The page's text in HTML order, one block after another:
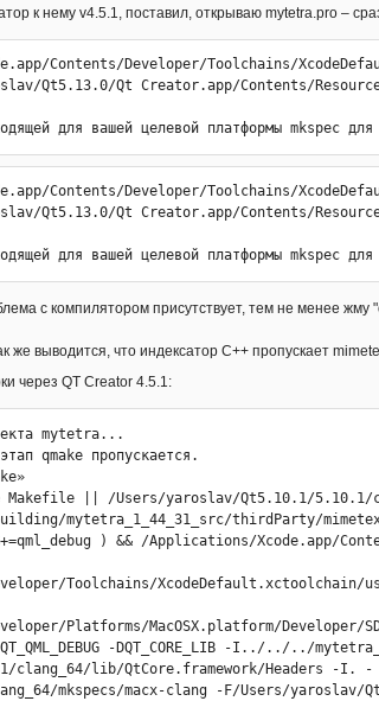
thirdParty/mimetex/
thirdParty/mimetex/
'unsigned long') and 'int' [-Wsign-
/* failed to write all bytes */
mytetra_1_44_31_src/thirdParty/
pro-make_first] Error 2
с кодом 2.
mytetra (комплект: Desktop Qt 5.13.0 clang
к нему v4.5.1, поставил, открываю mytetra.pro –
Contents/Developer/Toolchains/
Qt5.13.0/Qt Creator.app/Contents/
для вашей целевой платформы mkspec для
Contents/Developer/Toolchains/
Qt5.13.0/Qt Creator.app/Contents/
для вашей целевой платформы mkspec для
с компилятором присутствует, тем не менее
же выводится, что индексатор С++ пропускает
через QT Creator 4.5.1:
mytetra...
qmake пропускается.
|| /Users/yaroslav/Qt5.10.1/5.10.1/
mytetra_1_44_31_src/thirdParty/
) && /Applications/Xcode.app/
Toolchains/
Platforms/MacOSX.platform/Developer/
-DQT_CORE_LIB -I../../../
lib/QtCore.framework/Headers -I. -
mkspecs/macx-clang -F/Users/